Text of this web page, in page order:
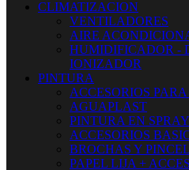
CLIMATIZACION
VENTILADORES
AIRE
HUMIDIFICADOR -
IONIZADOR
PINTURA
ACCESORIOS
AGUAPLAST
PINTURA EN SPRAY
ACCESORIOS
BROCHAS Y
PAPEL LIJA +